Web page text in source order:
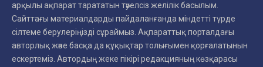
арқылы ақпарат тарататын тәуелсіз желілік басылым.
Сайттағы материалдарды пайдаланғанда міндетті түрде
сілтеме берулеріңізді сұраймыз. Ақпараттық порталдағы
авторлық және басқа да құқықтар толығымен қорғалатынын
ескертеміз. Автордың жеке пікірі редакцияның көзқарасы